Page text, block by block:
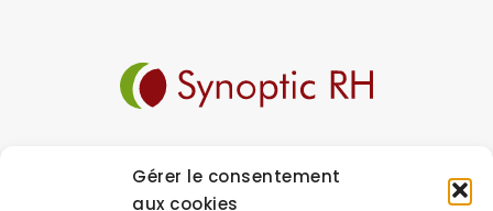
Gérer le consentement
aux cookies
Synoptic RH est un cabinet de recrutement et
d’évaluation destiné à l’environnement des PME/PMI